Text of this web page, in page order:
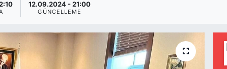
12.09.2024 - 21:00
GÜNCELLEME